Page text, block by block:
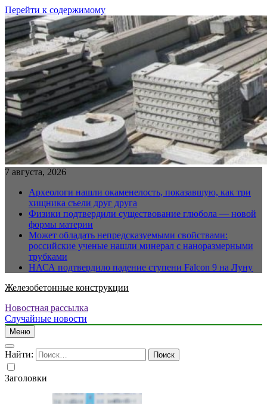
Перейти к содержимому
7 августа, 2026
Археологи нашли окаменелость, показавшую, как три
хищника съели друг друга
Физики подтвердили существование глюбола — новой
формы материи
Может обладать непредсказуемыми свойствами:
российские ученые нашли минерал с наноразмерными
трубками
НАСА подтвердило падение ступени Falcon 9 на Луну
Железобетонные конструкции
Новостная рассылка
Случайные новости
Меню
Найти:
Заголовки